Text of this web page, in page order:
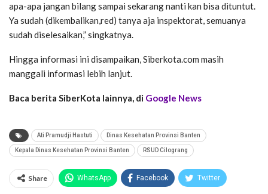
apa-apa jangan bilang sampai sekarang nanti kan bisa dituntut.
Ya sudah (dikembalikan,red) tanya aja inspektorat, semuanya
sudah diselesaikan,” singkatnya.
Hingga informasi ini disampaikan, Siberkota.com masih
manggali informasi lebih lanjut.
Baca berita SiberKota lainnya, di Google News
Ati Pramudji Hastuti Dinas Kesehatan Provinsi Banten
Kepala Dinas Kesehatan Provinsi Banten RSUD Cilograng
Share WhatsApp Facebook Twitter